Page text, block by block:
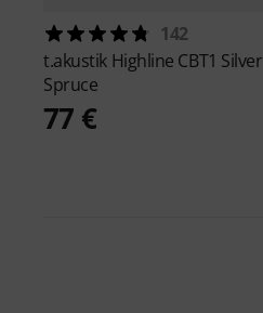
142
t.akustik Highline CBT1 Silver
Spruce
77 €